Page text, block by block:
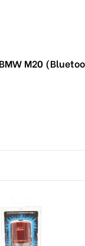
M20